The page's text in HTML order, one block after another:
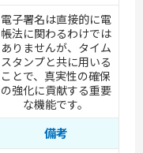
電子署名は直接的に電
帳法に関わるわけでは
ありませんが、タイム
スタンプと共に用いる
ことで、真実性の確保
の強化に貢献する重要
な機能です。
備考